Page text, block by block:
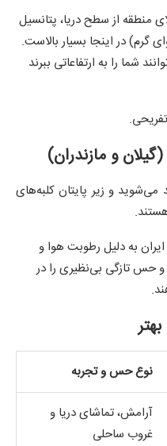
منطقه از سطح دریا، پتانسیل
گرم) در اینجا بسیار بالاست.
شما را به ارتفاعاتی ببرند
می‌شوید و زیر پایتان کلبه‌های
به دلیل رطوبت هوا و
تازگی بی‌نظیری را در
نوع حس و تجربه
آرامش، تماشای دریا و
غروب ساحلی